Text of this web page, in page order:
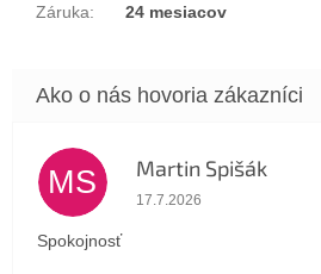
Záruka: 24 mesiacov
MS Martin Spišák
Hodnotenie obchodu je
17.7.2026
Spokojnosť